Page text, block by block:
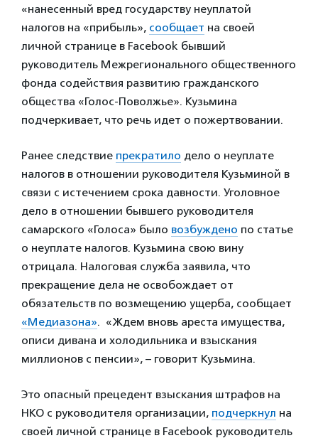
«нанесенный вред государству неуплатой
налогов на «прибыль», сообщает на своей
личной странице в Facebook бывший
руководитель Межрегионального общественного
фонда содействия развитию гражданского
общества «Голос-Поволжье». Кузьмина
подчеркивает, что речь идет о пожертвовании.
Ранее следствие прекратило дело о неуплате
налогов в отношении руководителя Кузьминой в
связи с истечением срока давности. Уголовное
дело в отношении бывшего руководителя
самарского «Голоса» было возбуждено по статье
о неуплате налогов. Кузьмина свою вину
отрицала. Налоговая служба заявила, что
прекращение дела не освобождает от
обязательств по возмещению ущерба, сообщает
«Медиазона». «Ждем вновь ареста имущества,
описи дивана и холодильника и взыскания
миллионов с пенсии», – говорит Кузьмина.
Это опасный прецедент взыскания штрафов на
НКО с руководителя организации, подчеркнул на
своей личной странице в Facebook руководитель